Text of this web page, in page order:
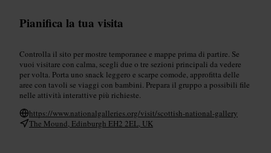
Pianifica la tua visita
Controlla il sito per mostre temporanee e mappe prima di partire. Se
vuoi visitare con calma, scegli due o tre sezioni principali da vedere
per volta. Porta uno snack leggero e scarpe comode, approfitta delle
aree con tavoli se viaggi con bambini. Prepara il gruppo a possibili file
nelle attività interattive più richieste.
https://www.nationalgalleries.org/visit/scottish-national-gallery
The Mound, Edinburgh EH2 2EL, UK